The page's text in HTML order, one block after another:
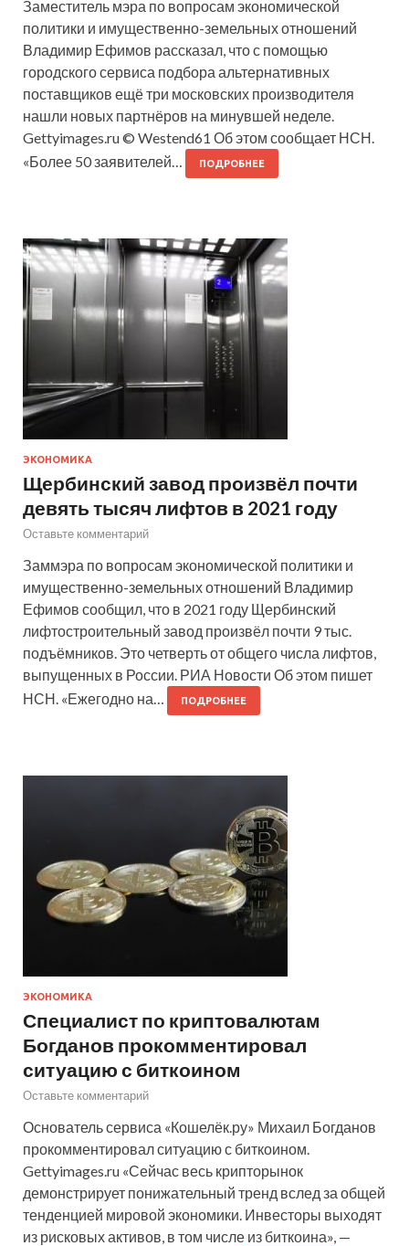
Заместитель мэра по вопросам экономической
политики и имущественно-земельных отношений
Владимир Ефимов рассказал, что с помощью
городского сервиса подбора альтернативных
поставщиков ещё три московских производителя
нашли новых партнёров на минувшей неделе.
Gettyimages.ru © Westend61 Об этом сообщает НСН.
«Более 50 заявителей…
ПОДРОБНЕЕ
ЭКОНОМИКА
Щербинский завод произвёл почти
девять тысяч лифтов в 2021 году
Оставьте комментарий
Заммэра по вопросам экономической политики и
имущественно-земельных отношений Владимир
Ефимов сообщил, что в 2021 году Щербинский
лифтостроительный завод произвёл почти 9 тыс.
подъёмников. Это четверть от общего числа лифтов,
выпущенных в России. РИА Новости Об этом пишет
НСН. «Ежегодно на…
ПОДРОБНЕЕ
ЭКОНОМИКА
Специалист по криптовалютам
Богданов прокомментировал
ситуацию с биткоином
Оставьте комментарий
Основатель сервиса «Кошелёк.ру» Михаил Богданов
прокомментировал ситуацию с биткоином.
Gettyimages.ru «Сейчас весь крипторынок
демонстрирует понижательный тренд вслед за общей
тенденцией мировой экономики. Инвесторы выходят
из рисковых активов, в том числе из биткоина», —